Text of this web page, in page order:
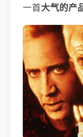
一首大气的产